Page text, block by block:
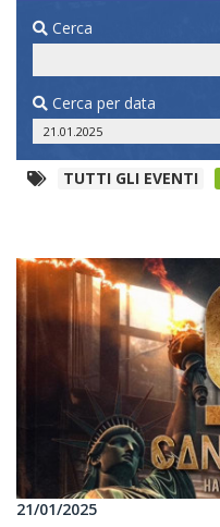
Cerca
Cerca per data
TUTTI GLI EVENTI
21/01/2025